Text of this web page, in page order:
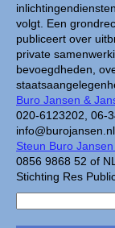
volgt. Een
publiceert over
private
bevoegdheden,
Buro Jansen &
020-6123202, 06-
Steun Buro Jansen
0856 9868 52 of
Stichting Res